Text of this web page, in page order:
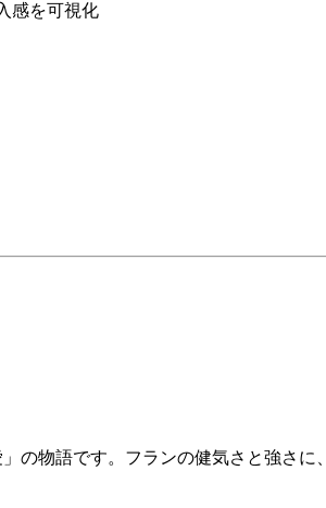
感を可視化
の物語です。フランの健気さと強さに、